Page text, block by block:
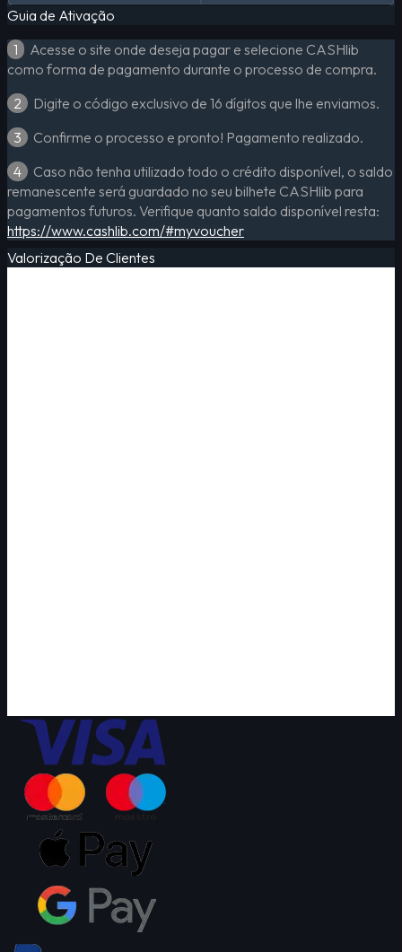
Guia de Ativação
1
Acesse o site onde deseja pagar e selecione CASHlib
como forma de pagamento durante o processo de compra.
2
Digite o código exclusivo de 16 dígitos que lhe enviamos.
3
Confirme o processo e pronto! Pagamento realizado.
4
Caso não tenha utilizado todo o crédito disponível, o saldo
remanescente será guardado no seu bilhete CASHlib para
pagamentos futuros. Verifique quanto saldo disponível resta:
https://www.cashlib.com/#myvoucher
Valorização De Clientes